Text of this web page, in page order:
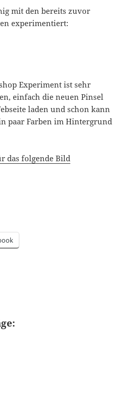
mit den bereits zuvor
experimentiert:
Experiment ist sehr
einfach die neuen Pinsel
laden und schon kann
paar Farben im Hintergrund
das folgende Bild